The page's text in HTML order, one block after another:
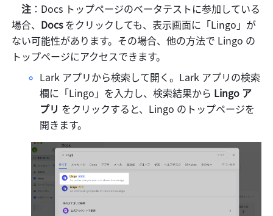
注 ：Docs トップページのベータテストに参加している
場合、 Docs をクリックしても、表示画面に「Lingo」が
ない可能性があります。その場合、他の方法で Lingo の
トップページにアクセスできます。
Lark アプリから検索して開く。Lark アプリの検索
欄に「Lingo」を入力し、検索結果から Lingo ア
プリ をクリックすると、Lingo のトップページを
開きます。